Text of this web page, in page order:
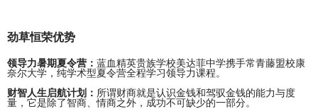
劲草恒荣优势
领导力暑期夏令营： 蓝血精英贵族学校美达菲中学携手常青藤盟校康
奈尔大学，纯学术型夏令营全程学习领导力课程。
财智人生启航计划： 所谓财商就是认识金钱和驾驭金钱的能力与度
量，它是除了智商、情商之外，成功不可缺少的一部分。